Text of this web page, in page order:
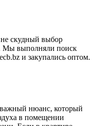
скудный выбор
Мы выполняли поиск
и закупались оптом.
нюанс, который
в помещении